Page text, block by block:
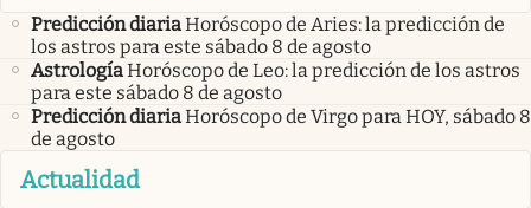
Predicción diariaHoróscopo de Aries: la predicción de
los astros para este sábado 8 de agosto
AstrologíaHoróscopo de Leo: la predicción de los astros
para este sábado 8 de agosto
Predicción diariaHoróscopo de Virgo para HOY, sábado 8
de agosto
Actualidad